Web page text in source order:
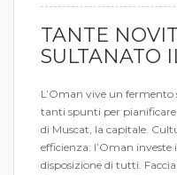
TANTE
SULTANATO
L’Oman vive un
tanti spunti per
di Muscat, la capitale.
efficienza: l’Oman
disposizione di tutti.